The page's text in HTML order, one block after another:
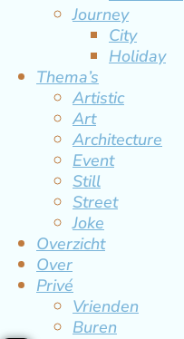
Journey
City
Holiday
Thema’s
Artistic
Art
Architecture
Event
Still
Street
Joke
Overzicht
Over
Privé
Vrienden
Buren